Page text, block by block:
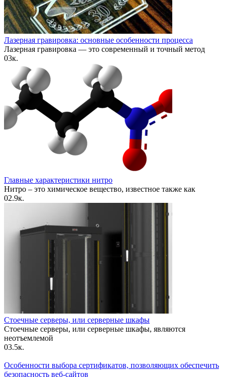
Лазерная гравировка: основные особенности процесса
Лазерная гравировка — это современный и точный метод
03к.
Главные характеристики нитро
Нитро – это химическое вещество, известное также как
02.9к.
Стоечные серверы, или серверные шкафы
Стоечные серверы, или серверные шкафы, являются
неотъемлемой
03.5к.
Особенности выбора сертификатов, позволяющих обеспечить
безопасность веб-сайтов